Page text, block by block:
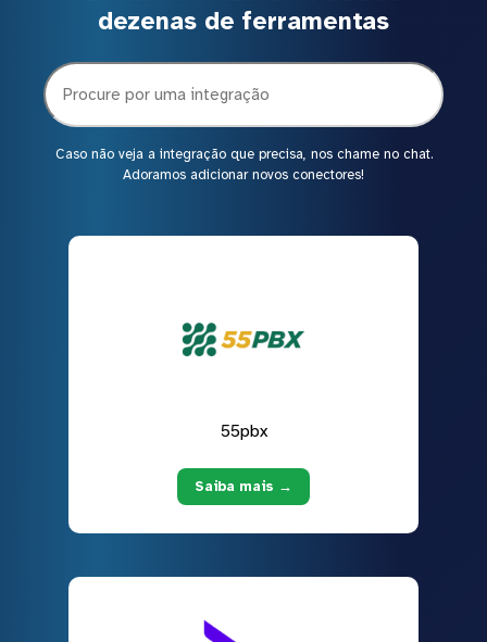
dezenas de ferramentas
Caso não veja a integração que precisa, nos chame no chat.
Adoramos adicionar novos conectores!
55pbx
Saiba mais →